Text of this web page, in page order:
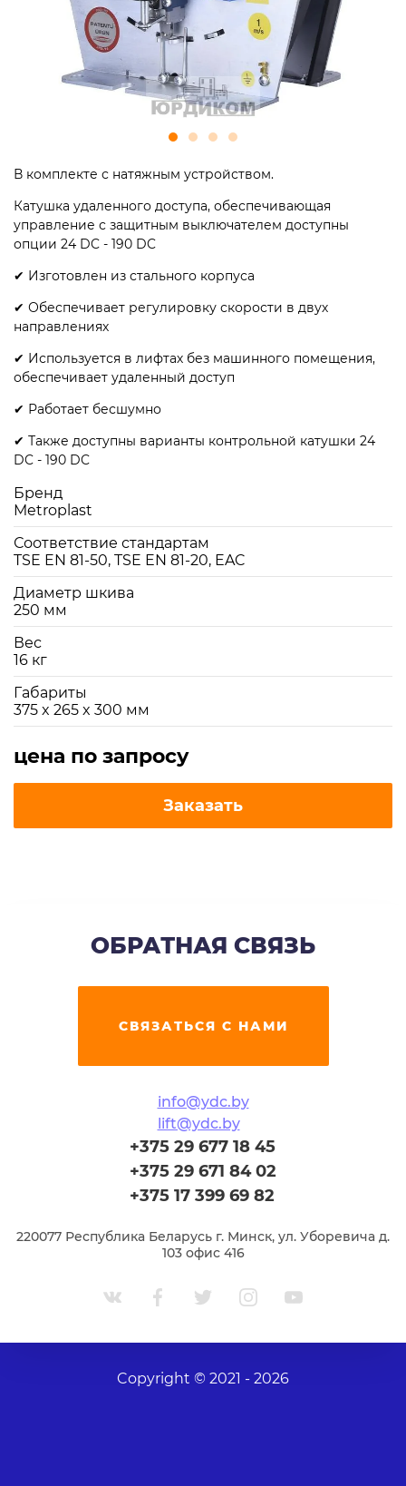
В комплекте с натяжным устройством.
Катушка удаленного доступа, обеспечивающая
управление с защитным выключателем доступны
опции 24 DC - 190 DC
✔ Изготовлен из стального корпуса
✔ Обеспечивает регулировку скорости в двух
направлениях
✔ Используется в лифтах без машинного помещения,
обеспечивает удаленный доступ
✔ Работает бесшумно
✔ Также доступны варианты контрольной катушки 24
DC - 190 DC
Бренд
Metroplast
Соответствие стандартам
TSE EN 81-50, TSE EN 81-20, EAC
Диаметр шкива
250 мм
Вес
16 кг
Габариты
375 x 265 x 300 мм
цена по запросу
Заказать
ОБРАТНАЯ СВЯЗЬ
СВЯЗАТЬСЯ С НАМИ
info@ydc.by
lift@ydc.by
+375 29 677 18 45
+375 29 671 84 02
+375 17 399 69 82
220077 Республика Беларусь г. Минск, ул. Уборевича д.
103 офис 416
Copyright © 2021 - 2026